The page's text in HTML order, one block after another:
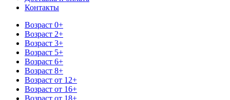
Контакты
Возраст 0+
Возраст 2+
Возраст 3+
Возраст 5+
Возраст 6+
Возраст 8+
Возраст от 12+
Возраст от 16+